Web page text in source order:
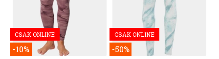
CSAK ONLINE
-10%
CSAK ONLINE
-50%